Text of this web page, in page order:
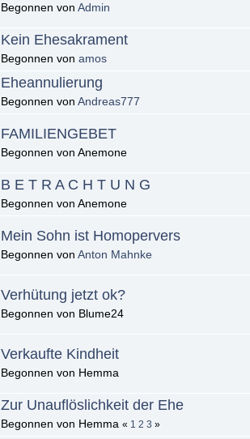
Begonnen von Admin
Kein Ehesakrament
Begonnen von amos
Eheannulierung
Begonnen von Andreas777
FAMILIENGEBET
Begonnen von Anemone
B E T R A C H T U N G
Begonnen von Anemone
Mein Sohn ist Homopervers
Begonnen von Anton Mahnke
Verhütung jetzt ok?
Begonnen von Blume24
Verkaufte Kindheit
Begonnen von Hemma
Zur Unauflöslichkeit der Ehe
Begonnen von Hemma « 1 2 3 »